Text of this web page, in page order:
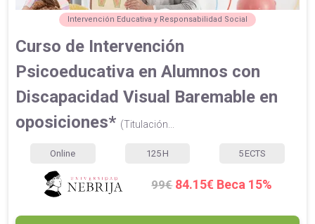
Intervención Educativa y Responsabilidad Social
Curso de Intervención
Psicoeducativa en Alumnos con
Discapacidad Visual Baremable en
oposiciones* (Titulación...
Online 125 H 5 ECTS
99€ 84.15€ Beca 15%